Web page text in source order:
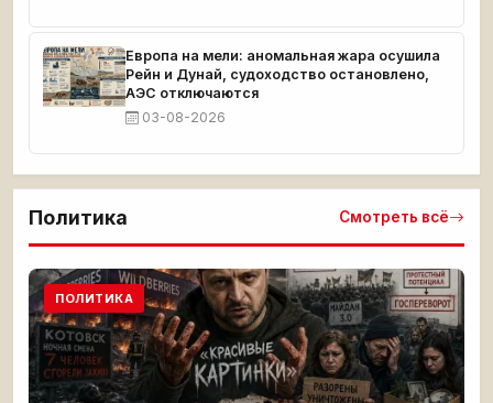
Европа на мели: аномальная жара осушила
Рейн и Дунай, судоходство остановлено,
АЭС отключаются
03-08-2026
Политика Смотреть всё
ПОЛИТИКА